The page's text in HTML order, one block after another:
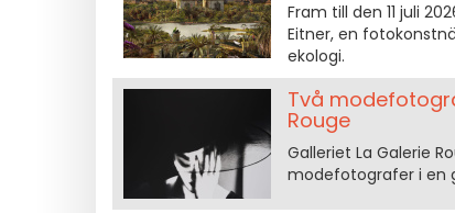
Fram till den 11 juli
Eitner, en
ekologi.
Två
Rouge
Galleriet La Galerie
modefotografer i en